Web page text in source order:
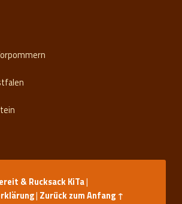
& Rucksack KiTa|
| Zurück zum Anfang ↑